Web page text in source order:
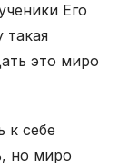
Его
такая
это миро
к себе
но миро